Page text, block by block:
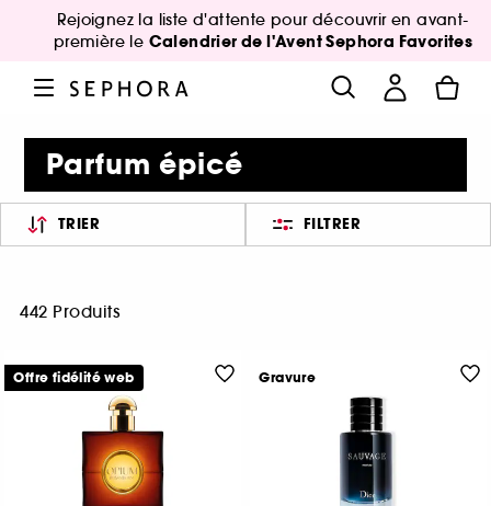
Rejoignez la liste d'attente pour découvrir en avant-
première le Calendrier de l'Avent Sephora Favorites
Parfum épicé
TRIER FILTRER
442 Produits
Offre fidélité web Gravure